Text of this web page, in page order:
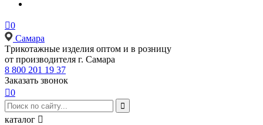
0
Самара
Tрикотажные изделия оптом и в розницу
от производителя г. Самара
8 800 201 19 37
Заказать звонок
0

каталог 